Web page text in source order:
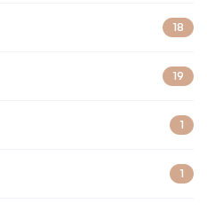
18
19
1
1